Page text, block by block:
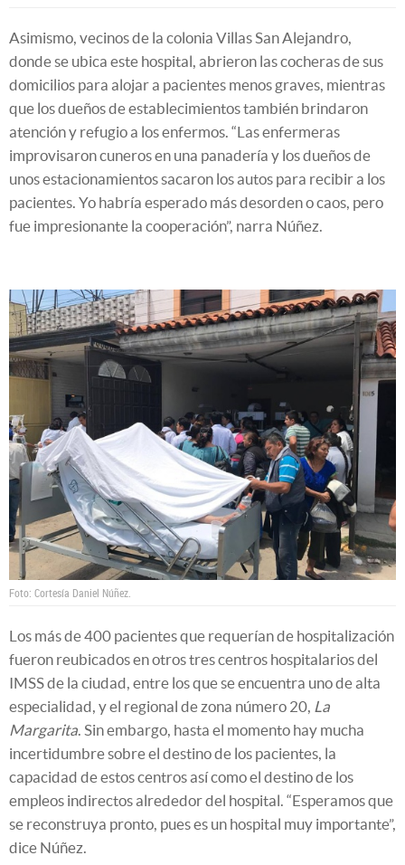
Asimismo, vecinos de la colonia Villas San Alejandro,
donde se ubica este hospital, abrieron las cocheras de sus
domicilios para alojar a pacientes menos graves, mientras
que los dueños de establecimientos también brindaron
atención y refugio a los enfermos. “Las enfermeras
improvisaron cuneros en una panadería y los dueños de
unos estacionamientos sacaron los autos para recibir a los
pacientes. Yo habría esperado más desorden o caos, pero
fue impresionante la cooperación”, narra Núñez.
Foto: Cortesía Daniel Núñez.
Los más de 400 pacientes que requerían de hospitalización
fueron reubicados en otros tres centros hospitalarios del
IMSS de la ciudad, entre los que se encuentra uno de alta
especialidad, y el regional de zona número 20, La
Margarita. Sin embargo, hasta el momento hay mucha
incertidumbre sobre el destino de los pacientes, la
capacidad de estos centros así como el destino de los
empleos indirectos alrededor del hospital. “Esperamos que
se reconstruya pronto, pues es un hospital muy importante”,
dice Núñez.